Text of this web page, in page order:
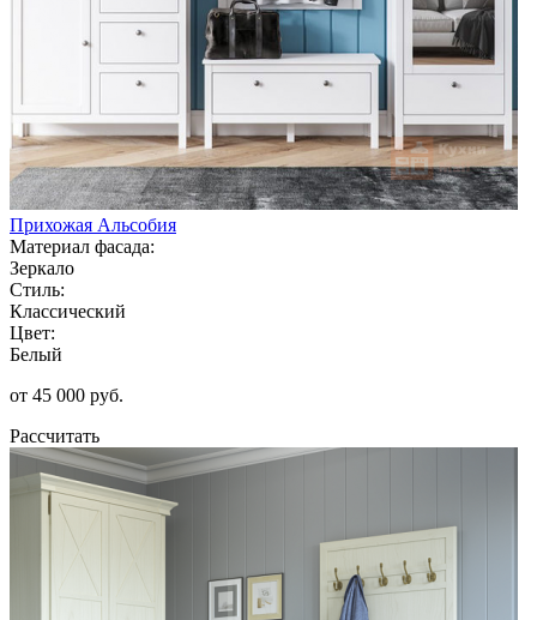
Прихожая Альсобия
Материал фасада:
Зеркало
Стиль:
Классический
Цвет:
Белый
от 45 000 руб.
Рассчитать